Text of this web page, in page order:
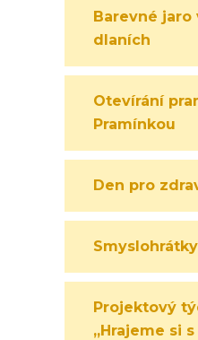
Barevné jaro
dlaních
Otevírání
Pramínkou
Den pro
Projektový
„Hrajeme si